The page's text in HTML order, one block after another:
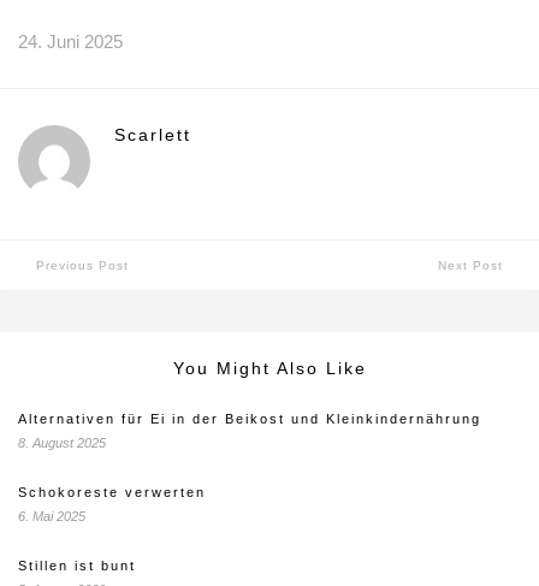
24. Juni 2025
Scarlett
Previous Post Next Post
You Might Also Like
Alternativen für Ei in der Beikost und Kleinkindernährung
8. August 2025
Schokoreste verwerten
6. Mai 2025
Stillen ist bunt